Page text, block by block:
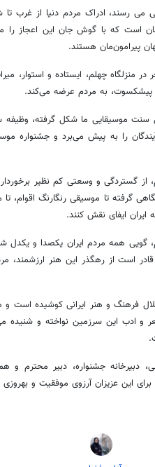
می رسند، ادراک مردم دنیا از غرب
است که با گوش جان این اعجاز را
پیرامون‌مان هستند.
چهلم، ایستاده و استوار،
پیشکسوت، به مردم عرضه می‌کند.
سنت موسیقایی ما شکل گرفته، وظیفه
را به پیش می‌برد و جشنواره
از گستردگی و وسعتی کم نظیر
گرفته تا موسیقی رنگارنگ اقوام،
ایران ایفای نقش کنند.
گویی همه مردم ایران یکصدا و یکدل
است از رهگذر این هنر ارزشمند،
فرهنگ و هنر ایرانی کوشیده است
و ادب این سرزمین نواخته و شنیده
دبیرخانه جشنواره، دبیر محترم و
این عزیزان آرزوی موفقیت و بهروزی